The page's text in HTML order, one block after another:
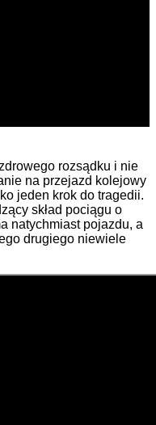
rozsądku i nie
na przejazd kolejowy
jeden krok do tragedii.
skład pociągu o
natychmiast pojazdu, a
drugiego niewiele